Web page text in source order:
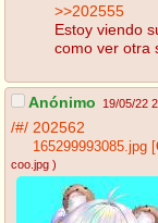
>>202555
Estoy viendo
como ver otra
Anónimo 19/05/22
/#/ 202562
165299993085.jpg
coo.jpg )